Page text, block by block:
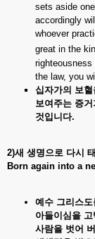
sets aside
accordingly
whoever
great in the
the law, you
십자가의 보혈
보여주는 증
것입니다.
2)새 생명으로 다시
Born again into a
예수 그리스도
아들이심을
사람을 벗어